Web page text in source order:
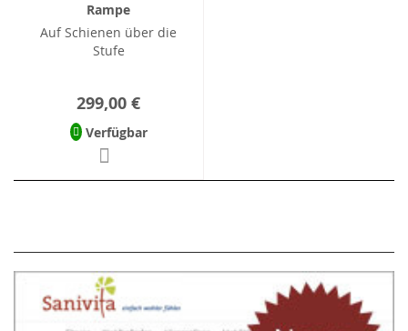
Rampe
Auf Schienen über die
Stufe
299,00 €
Verfügbar